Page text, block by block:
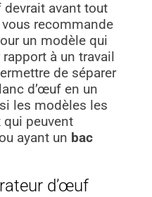
devrait avant tout
recommande
un modèle qui
à un travail
de séparer
d’œuf en un
les modèles les
peuvent
ayant un bac
d’œuf